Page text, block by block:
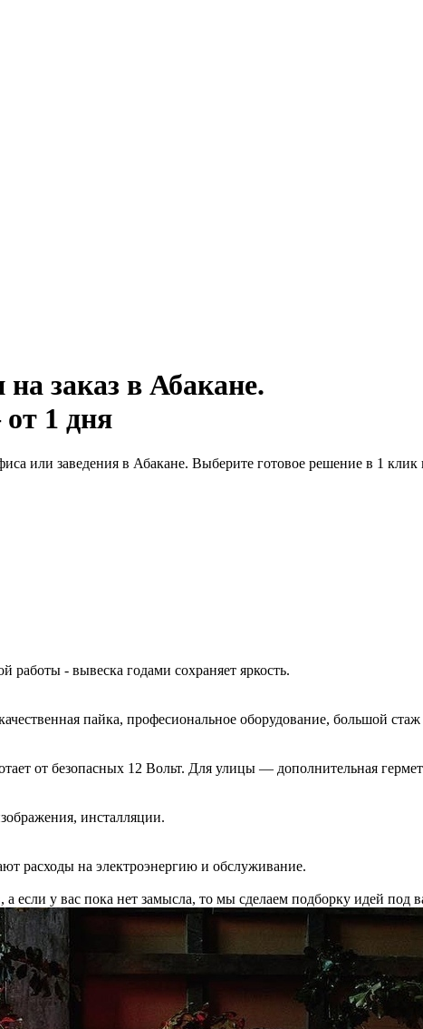
заказ в Абакане.
1 дня
или заведения в Абакане. Выберите готовое решение в 1
- вывеска годами сохраняет яркость.
пайка, професиональное оборудование, большой
от безопасных 12 Вольт. Для улицы — дополнительная
инсталляции.
расходы на электроэнергию и обслуживание.
если у вас пока нет замысла, то мы сделаем подборку идей под